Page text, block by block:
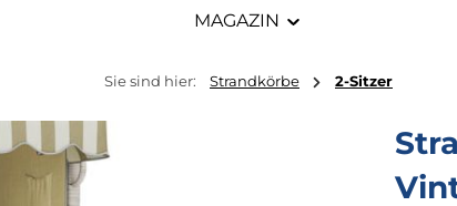
MAGAZIN
Sie sind hier: Strandkörbe 2-Sitzer